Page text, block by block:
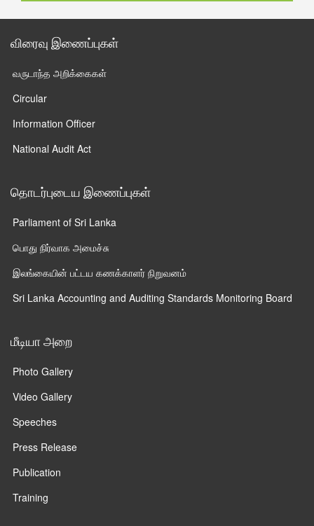
விரைவு இணைப்புகள்
வருடாந்த அறிக்கைகள்
Circular
Information Officer
National Audit Act
தொடர்புடைய இணைப்புகள்
Parliament of Sri Lanka
பொது நிர்வாக அமைச்சு
இலங்கையின் பட்டய கணக்காளர் நிறுவனம்
Sri Lanka Accounting and Auditing Standards Monitoring Board
மீடியா அறை
Photo Gallery
Video Gallery
Speeches
Press Release
Publication
Training